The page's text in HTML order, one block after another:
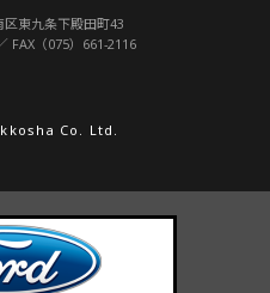
区東九条下殿田町43
FAX（075）661-2116
Co. Ltd.